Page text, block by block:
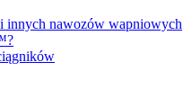
innych nawozów wapniowych